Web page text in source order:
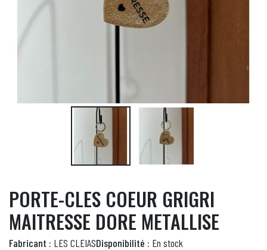
PORTE-CLES COEUR GRIGRI
MAITRESSE DORE METALLISE
Fabricant : LES CLEIASDisponibilité : En stock